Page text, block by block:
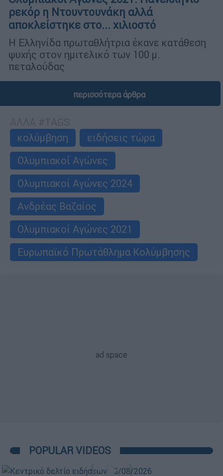
ρεκόρ η Ντουντουνάκη αλλά
αποκλείστηκε στο... χιλιοστό
Η Ελληνίδα πρωταθλήτρια έκανε κατάθεση
ψυχής στον ημιτελικό των 100 μ.
πεταλούδας
περισσότερα άρθρα
κολύμβηση
ειδήσεις τώρα
Ολυμπιακοί Αγώνες
Ολυμπιακοί Αγώνες 2024
Ανδρέας Βαζαίος
Ολυμπιακοί Αγώνες 2021
Ευρωπαϊκό Πρωτάθλημα Κολύμβησης
POPULAR VIDEOS